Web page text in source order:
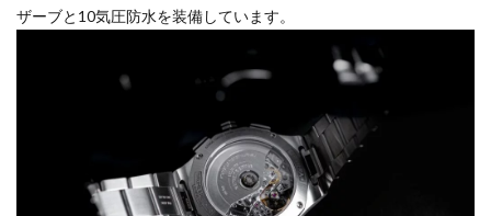
ザーブと10気圧防水を装備しています。